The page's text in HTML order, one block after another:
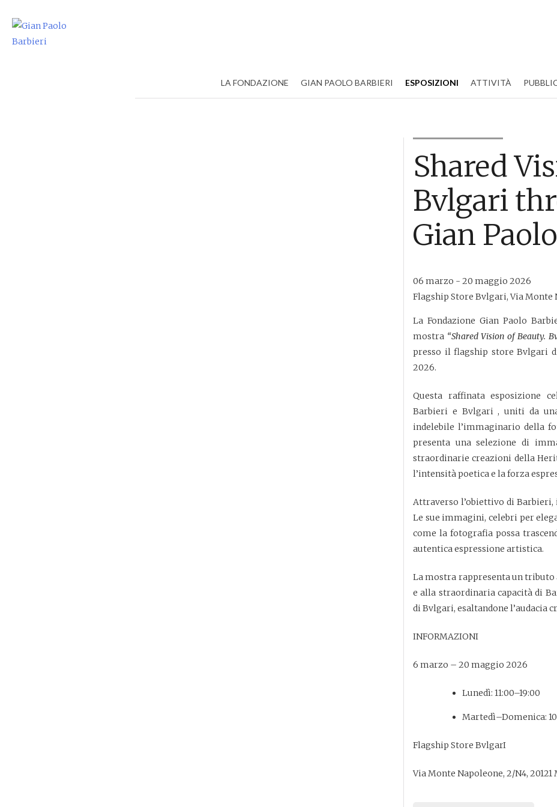
Skip
LA FONDAZIONE GIAN PAOLO BARBIERI ESPOSIZIONI ATTIVITÀ
Shared
Bvlgari
Gian
06 marzo - 20 maggio 2026
Flagship Store Bvlgari, Via Monte
LaFondazione Gian Paolo
mostra “Shared Vision of Beauty.
presso il flagship storeBvlgari
2026.
Questa raffinata esposizione
Barbieri e Bvlgari, uniti da una
indelebile l’immaginario della
presenta una selezione di
straordinarie creazioni della
l’intensità poetica e la forza
Attraverso l’obiettivo di
Le sue immagini, celebri per
come la fotografia possa
autentica espressione artistica.
La mostra rappresenta un
e alla straordinaria capacità di
di Bvlgari, esaltandone l’audacia
INFORMAZIONI
6 marzo – 20 maggio 2026
Lunedì: 11:00–19:00
Martedì–Domenica:
Flagship Store BvlgarI
Via Monte Napoleone, 2/N4,